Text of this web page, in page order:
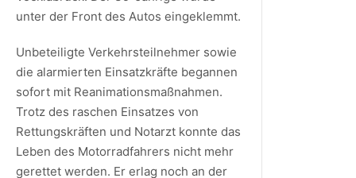
unter der Front des Autos eingeklemmt.
Unbeteiligte Verkehrsteilnehmer sowie
die alarmierten Einsatzkräfte begannen
sofort mit Reanimationsmaßnahmen.
Trotz des raschen Einsatzes von
Rettungskräften und Notarzt konnte das
Leben des Motorradfahrers nicht mehr
gerettet werden. Er erlag noch an der